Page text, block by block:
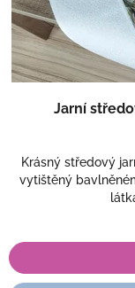
Jarní
Krásný středový
vytištěný